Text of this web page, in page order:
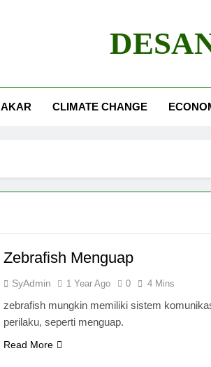
AKAR CLIMATE CHANGE
Zebrafish Menguap
SyAdmin 1 Year Ago 0 4 Mins
zebrafish mungkin memiliki sistem
perilaku, seperti menguap.
Read More